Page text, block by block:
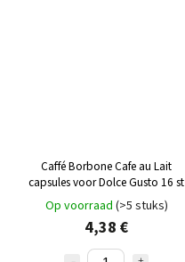
Caffé Borbone Cafe au Lait
capsules voor Dolce Gusto 16 st
Op voorraad (>5 stuks)
4,38 €